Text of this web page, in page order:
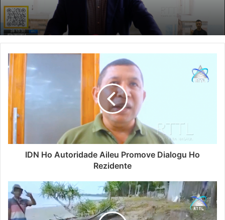
IDN Ho Autoridade Aileu Promove Dialogu Ho
Rezidente